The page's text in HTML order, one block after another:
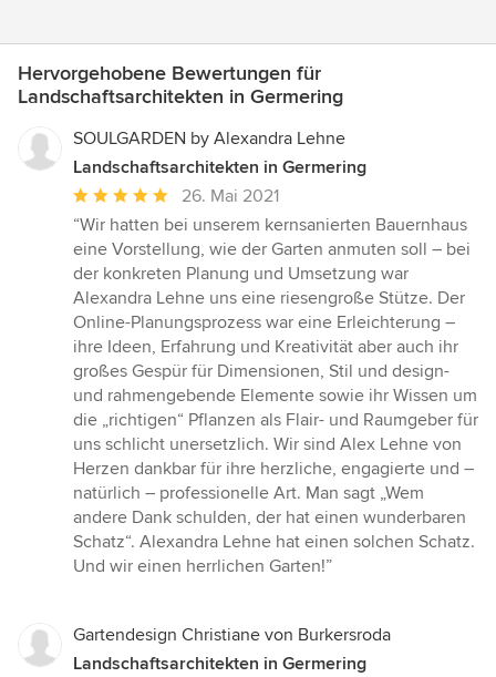
Hervorgehobene Bewertungen für
Landschaftsarchitekten in Germering
SOULGARDEN by Alexandra Lehne
Landschaftsarchitekten in Germering
Durchschnittliche
Bewertung:
5
von
5
Sternen
26. Mai 2021
“Wir hatten bei unserem kernsanierten Bauernhaus
eine Vorstellung, wie der Garten anmuten soll – bei
der konkreten Planung und Umsetzung war
Alexandra Lehne uns eine riesengroße Stütze. Der
Online-Planungsprozess war eine Erleichterung –
ihre Ideen, Erfahrung und Kreativität aber auch ihr
großes Gespür für Dimensionen, Stil und design-
und rahmengebende Elemente sowie ihr Wissen um
die „richtigen“ Pflanzen als Flair- und Raumgeber für
uns schlicht unersetzlich. Wir sind Alex Lehne von
Herzen dankbar für ihre herzliche, engagierte und –
natürlich – professionelle Art. Man sagt „Wem
andere Dank schulden, der hat einen wunderbaren
Schatz“. Alexandra Lehne hat einen solchen Schatz.
Und wir einen herrlichen Garten!”
Gartendesign Christiane von Burkersroda
Landschaftsarchitekten in Germering